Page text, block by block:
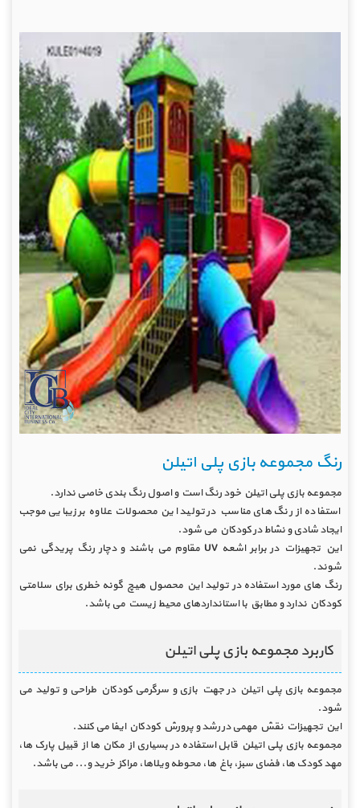
رنگ مجموعه بازی پلی اتیلن
مجموعه بازی پلی اتیلن خود رنگ است و اصول رنگ بندی خاصی ندارد.
استفاده از رنگ های مناسب در تولید این محصولات علاوه بر زیبایی موجب
ایجاد شادی و نشاط در کودکان می شود.
این تجهیزات در برابر اشعه UV مقاوم می باشند و دچار رنگ پریدگی نمی
شوند.
رنگ های مورد استفاده در تولید این محصول هیچ گونه خطری برای سلامتی
کودکان ندارد و مطابق با استانداردهای محیط زیست می باشد.
کاربرد مجموعه بازی پلی اتیلن
مجموعه بازی پلی اتیلن در جهت بازی و سرگرمی کودکان طراحی و تولید می
شود.
این تجهیزات نقش مهمی در رشد و پرورش کودکان ایفا می کنند.
مجموعه بازی پلی اتیلن قابل استفاده در بسیاری از مکان ها از قبیل پارک ها،
مهد کودک ها، فضای سبز، باغ ها، محوطه ویلاها، مراکز خرید و... می باشد.